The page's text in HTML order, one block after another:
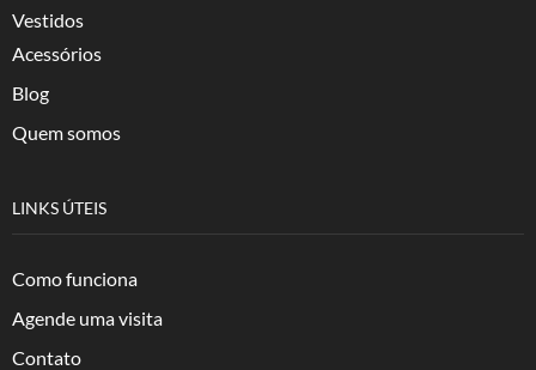
Vestidos
Acessórios
Blog
Quem somos
LINKS ÚTEIS
Como funciona
Agende uma visita
Contato